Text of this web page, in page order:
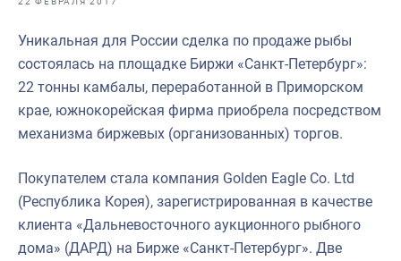
Выставки и конференции
Научно-практическая литература
Рыбоохрана России
Инфографика
Укрепление духовно-нравственных ценностей
Уникальная для России сделка по продаже рыбы
состоялась на площадке Биржи «Санкт-Петербург»:
22 тонны камбалы, переработанной в Приморском
крае, южнокорейская фирма приобрела посредством
механизма биржевых (организованных) торгов.
Покупателем стала компания Golden Еagle Сo. Ltd
(Республика Корея), зарегистрированная в качестве
клиента «Дальневосточного аукционного рыбного
дома» (ДАРД) на Бирже «Санкт-Петербург». Две